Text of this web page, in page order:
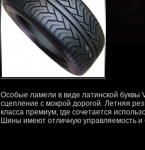
Особые ламели в виде латинской буквы
сцепление с мокрой дорогой. Летняя
класса премиум, где сочетается
Шины имеют отличную управляемость и